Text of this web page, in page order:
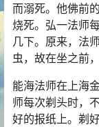
而溺死。他佛前
烧死。弘一法师
几下。原来，法
虫，故在坐之前
能海法师在上海
师每次剃头时，
好的报纸上。剃